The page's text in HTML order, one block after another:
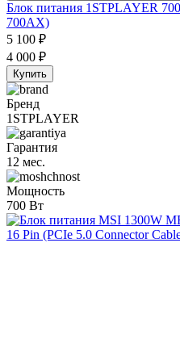
Блок питания 1STPLAYER
700AX)
5 100 ₽
4 000 ₽
Купить
Бренд
1STPLAYER
Гарантия
12 мес.
Мощность
700 Вт